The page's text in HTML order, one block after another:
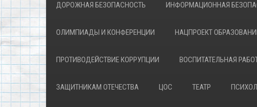
ДОРОЖНАЯ БЕЗОПАСНОСТЬ ИНФОРМАЦИОННАЯ
ОЛИМПИАДЫ И КОНФЕРЕНЦИИ НАЦПРОЕКТ
ПРОТИВОДЕЙСТВИЕ КОРРУПЦИИ ВОСПИТАТЕЛЬНАЯ
ЗАЩИТНИКАМ ОТЕЧЕСТВА ЦОС ТЕАТР